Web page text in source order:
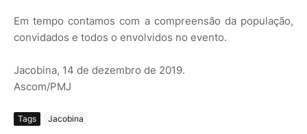
Em tempo contamos com a compreensão da população,
convidados e todos o envolvidos no evento.
Jacobina, 14 de dezembro de 2019.
Ascom/PMJ
Tags Jacobina